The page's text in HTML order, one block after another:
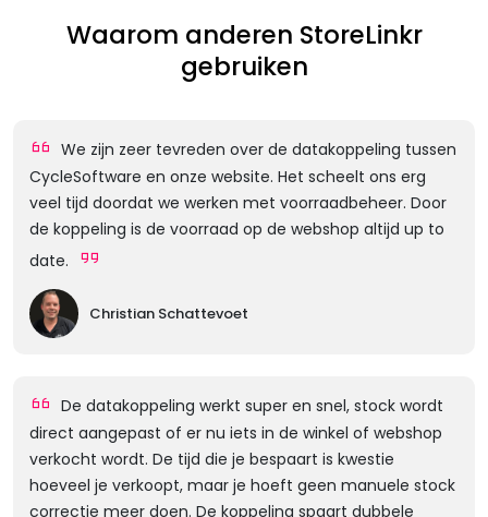
Waarom anderen StoreLinkr
gebruiken
We zijn zeer tevreden over de datakoppeling tussen
CycleSoftware en onze website. Het scheelt ons erg
veel tijd doordat we werken met voorraadbeheer. Door
de koppeling is de voorraad op de webshop altijd up to
date.
Christian Schattevoet
De datakoppeling werkt super en snel, stock wordt
direct aangepast of er nu iets in de winkel of webshop
verkocht wordt. De tijd die je bespaart is kwestie
hoeveel je verkoopt, maar je hoeft geen manuele stock
correctie meer doen. De koppeling spaart dubbele